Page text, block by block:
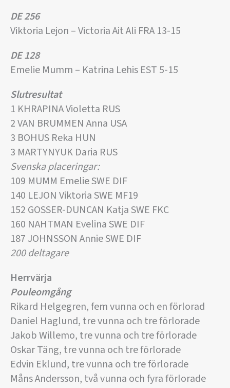
DE 256
Viktoria Lejon – Victoria Ait Ali FRA 13-15
DE 128
Emelie Mumm – Katrina Lehis EST 5-15
Slutresultat
1 KHRAPINA Violetta RUS
2 VAN BRUMMEN Anna USA
3 BOHUS Reka HUN
3 MARTYNYUK Daria RUS
Svenska placeringar:
109 MUMM Emelie SWE DIF
140 LEJON Viktoria SWE MF19
152 GOSSER-DUNCAN Katja SWE FKC
160 NAHTMAN Evelina SWE DIF
187 JOHNSSON Annie SWE DIF
200 deltagare
Herrvärja
Pouleomgång
Rikard Helgegren, fem vunna och en förlorad
Daniel Haglund, tre vunna och tre förlorade
Jakob Willemo, tre vunna och tre förlorade
Oskar Täng, tre vunna och tre förlorade
Edvin Eklund, tre vunna och tre förlorade
Måns Andersson, två vunna och fyra förlorade